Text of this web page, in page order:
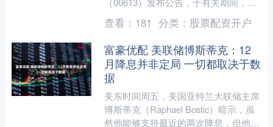
团透过PCL（一间非全资附属公司）透
过一系列市场....
查看： 181 分类： 股票配资开户
富豪优配 美联储博斯蒂克：12
月降息并非定局 一切都取决于数
据
美东时间周五，美国亚特兰大联储主席
博斯蒂克（Raphael Bostic）暗示，虽
然他能够支持最近的两次降息，但他还